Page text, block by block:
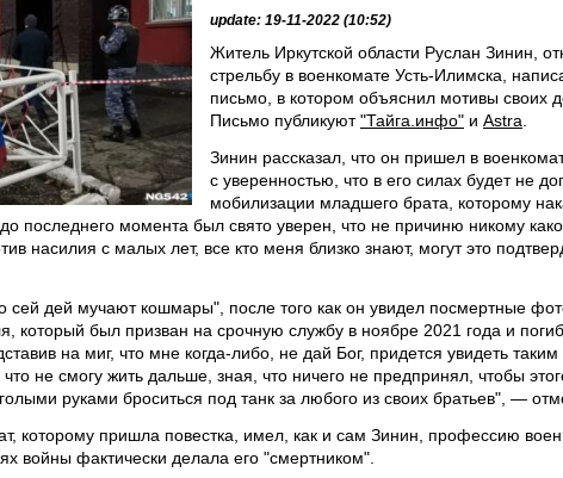
update: 19-11-2022 (10:52)
Житель Иркутской области Руслан Зинин,
стрельбу в военкомате Усть-Илимска,
письмо, в котором объяснил мотивы своих
Письмо публикуют"Тайга.инфо" и Astra
Зинин рассказал, что он пришел в
с уверенностью, что в его силах будет не
мобилизации младшего брата, которому
последнего момента был свято уверен, что не причиню никому
насилия с малых лет, все кто меня близко знают, могут это
дей мучают кошмары", после того как он увидел посмертные
который был призван на срочную службу в ноябре 2021 года и
на миг, что мне когда-либо, не дай Бог, придется увидеть таким
не смогу жить дальше, зная, что ничего не предпринял, чтобы
руками броситься под танк за любого из своих братьев", —
которому пришла повестка, имел, как и сам Зинин, профессию
войны фактически делала его "смертником".